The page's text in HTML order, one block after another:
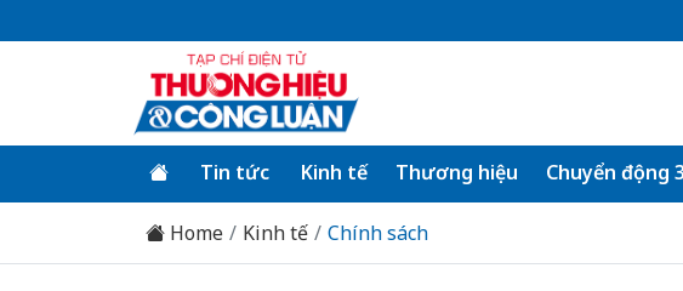
Tin tức Kinh tế Thương hiệu Chuyển động
Home Kinh tế Chính sách